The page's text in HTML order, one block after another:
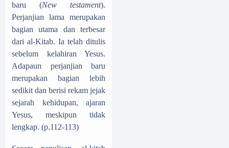
baru (New testament).
Perjanjian lama merupakan
bagian utama dan terbesar
dari al-Kitab. Ia telah ditulis
sebelum kelahiran Yesus.
Adapaun perjanjian baru
merupakan bagian lebih
sedikit dan berisi rekam jejak
sejarah kehidupan, ajaran
Yesus, meskipun tidak
lengkap. (p.112-113)